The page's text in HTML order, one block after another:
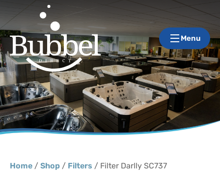
Menu
Home / Shop / Filters / Filter Darlly SC737